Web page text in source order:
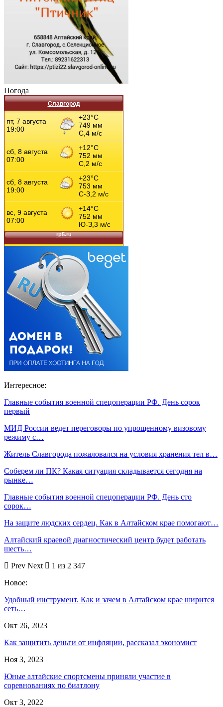
Погода
Славгород
Интересное:
Главные события военной спецоперации РФ. День сорок
первый
МИД России ведет переговоры по упрощенному визовому
режиму с…
Житель Славгорода пожаловался на условия хранения тел в…
Соберем ли ПК? Какая ситуация складывается сегодня на
рынке…
Главные события военной спецоперации РФ. День сто
сорок…
На защите людских сердец. Как в Алтайском крае помогают…
Алтайский краевой диагностический центр будет работать
шесть…
Prev Next
1 из 2 347
Новое:
Удобный инструмент. Как и зачем в Алтайском крае ширится
сеть…
Окт 26, 2023
Как защитить деньги от инфляции, рассказал экономист
Ноя 3, 2023
Юные алтайские спортсмены приняли участие в
соревнованиях по биатлону
Окт 3, 2022